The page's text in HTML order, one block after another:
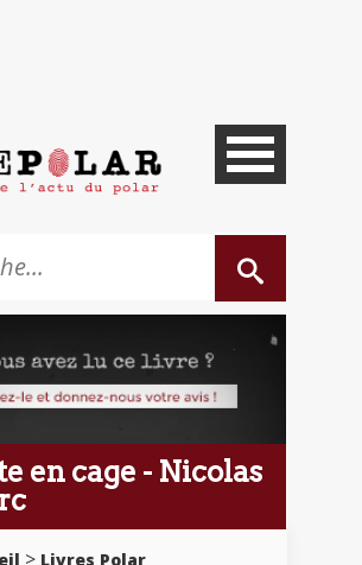
en cage - Nicolas
Livres Polar